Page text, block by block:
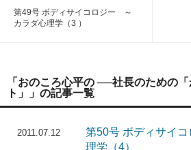
第49号 ボディサイコロジー ～
カラダ心理学（3 ）
「おのころ心平の ──社長のための
ト」」の記事一覧
2011.07.12
第50号 ボディサイ
理学（4）